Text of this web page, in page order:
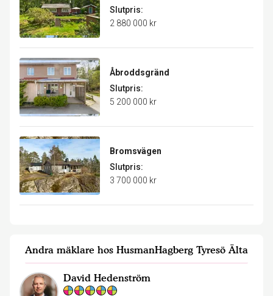
Slutpris:
2 880 000 kr
Åbroddsgränd
Slutpris:
5 200 000 kr
Bromsvägen
Slutpris:
3 700 000 kr
Andra mäklare hos HusmanHagberg Tyresö Älta
David Hedenström